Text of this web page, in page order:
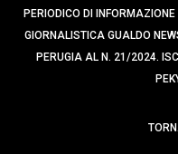
v
i
PERIODICO DI
GIORNALISTICA GUALDO
PERUGIA AL N. 21/2024.